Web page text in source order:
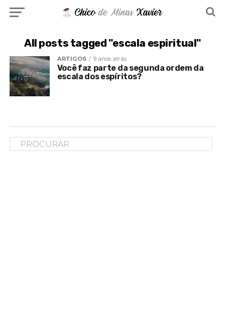
All posts tagged "escala espiritual"
ARTIGOS 9 anos atrás
Você faz parte da segunda ordem da
escala dos espíritos?